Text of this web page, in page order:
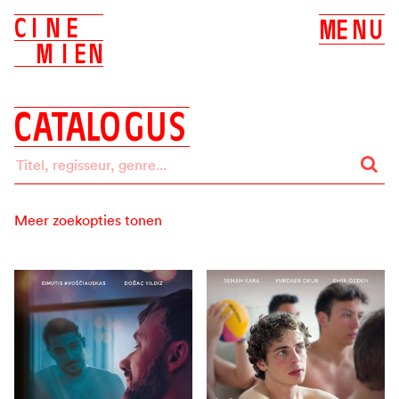
C I N E
M I EN
ME NU
CATALOGUS
Meer zoekopties tonen
ALLES
BIOSCOOP
DVD
Label
ALLE